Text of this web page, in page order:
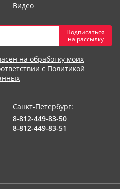
Видео
Подписаться
на рассылку
на обработку моих
с Политикой
Санкт-Петербург:
8-812-449-83-50
8-812-449-83-51